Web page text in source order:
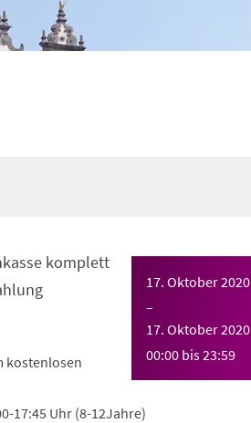
17. Oktober 2020
–
17. Oktober 2020
00:00 bis23:59
komplett
kostenlosen
17:45 Uhr (8-12Jahre)